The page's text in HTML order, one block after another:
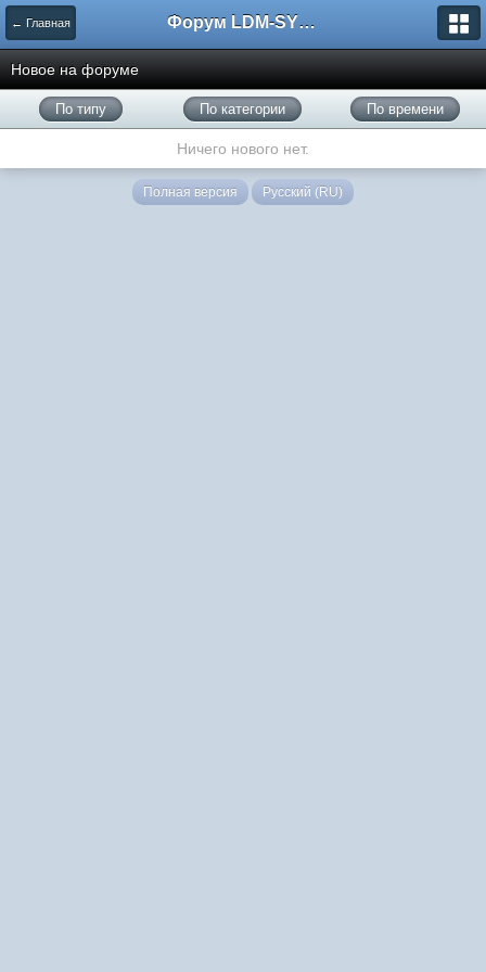
← Главная Форум LDM-SYSTEMS
Новое на форуме
По типу По категории По времени
Ничего нового нет.
Полная версия Русский (RU)